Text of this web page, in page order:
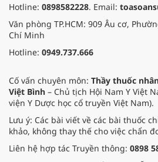
Hotline: 0898582228. Email:
Văn phòng TP.HCM: 909 Âu cơ,
Chí Minh
Hotline: 0949.737.666
Cố vấn chuyên môn: Thầy thuốc
Việt Bình – Chủ tịch Hội Nam Y Việt
viện Y Dược học cổ truyền Việt Nam).
Lưu ý: Các bài viết về các bài thuốc
khảo, không thay thế cho việc chẩn
Liên hệ hợp tác Truyền thông: 0898